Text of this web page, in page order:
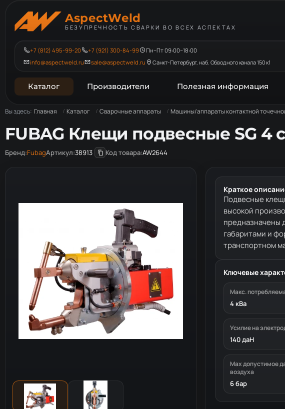
AspectWeld
БЕЗУПРЕЧНОСТЬ СВАРКИ ВО ВСЕХ АСПЕКТАХ
+7 (812) 495-99-20 +7 (921) 300-84-99
Пн–Пт 09:00–18:00
info@aspectweld.ru
sale@aspectweld.ru Санкт-Петербург, наб. Обводного канала 150 к1
Каталог Производители Полезная информация
Вы здесь: Главная Каталог Сварочные аппараты Машины/аппараты контактной
FUBAG Клещи подвесные SG 4
Бренд:FubagАртикул:38913 Код товара:AW2644
Краткое
Подвесные
высокой
предназначены
габаритами и
транспортном
Ключевые
Макс.
4 кВа
Усилие на
140 даН
Мах допустимое
воздуха
6 бар